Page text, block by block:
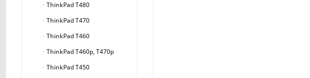
ThinkPad T480
ThinkPad T470
ThinkPad T460
ThinkPad T460p, T470p
ThinkPad T450